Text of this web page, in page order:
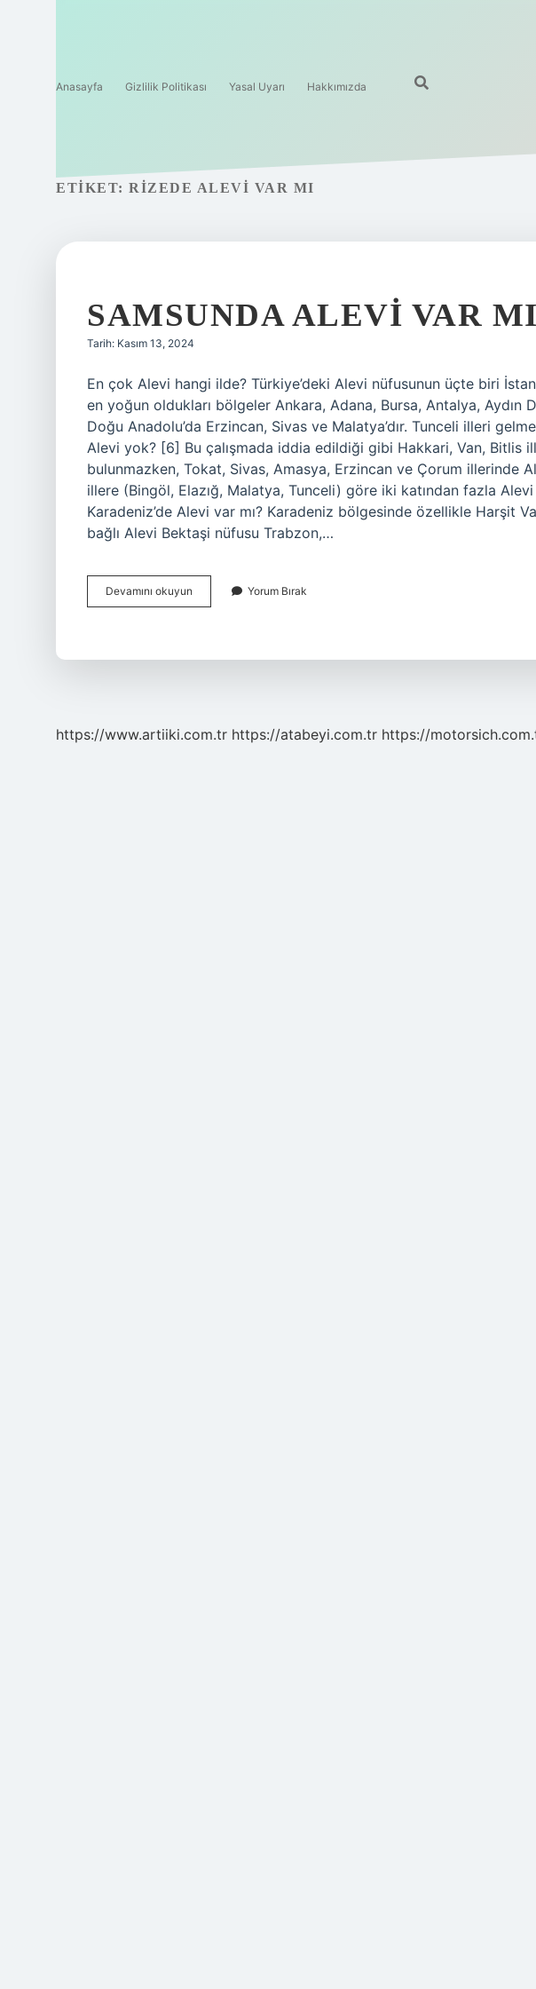
Anasayfa Gizlilik Politikası Yasal Uyarı Hakkımızda
ETIKET: RIZEDE ALEVI VAR MI
SAMSUNDA ALEVI VAR MI
Tarih: Kasım 13, 2024
En çok Alevi hangi ilde? Türkiye’deki Alevi nüfusunun üçte biri
en yoğun oldukları bölgeler Ankara, Adana, Bursa, Antalya, Aydın
Doğu Anadolu’da Erzincan, Sivas ve Malatya’dır. Tunceli illeri
Alevi yok? [6] Bu çalışmada iddia edildiği gibi Hakkari, Van, Bitlis
bulunmazken, Tokat, Sivas, Amasya, Erzincan ve Çorum illerinde
illere (Bingöl, Elazığ, Malatya, Tunceli) göre iki katından fazla
Karadeniz’de Alevi var mı? Karadeniz bölgesinde özellikle Harşit
bağlı Alevi Bektaşi nüfusu Trabzon,…
Devamını okuyun Samsunda
Alevi
Yorum Bırak
https://www.artiiki.com.tr https://atabeyi.com.tr https://